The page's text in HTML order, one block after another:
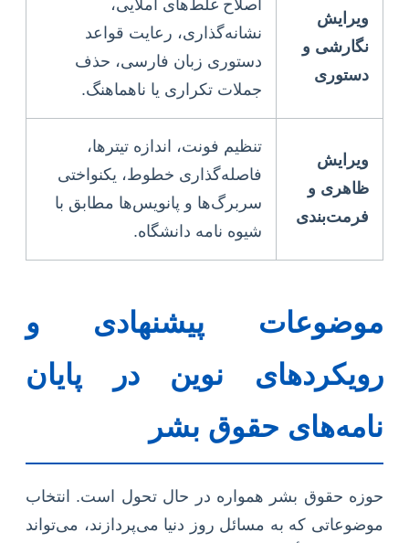
ویرایش
نگارشی و
دستوری
اصلاح غلط‌های املایی،
نشانه‌گذاری، رعایت قواعد
دستوری زبان فارسی، حذف
جملات تکراری یا ناهماهنگ.
ویرایش
ظاهری و
فرمت‌بندی
تنظیم فونت، اندازه تیترها،
فاصله‌گذاری خطوط، یکنواختی
سربرگ‌ها و پانویس‌ها مطابق با
شیوه نامه دانشگاه.
موضوعات پیشنهادی و
رویکردهای نوین در پایان
نامه‌های حقوق بشر
حوزه حقوق بشر همواره در حال تحول است. انتخاب
موضوعاتی که به مسائل روز دنیا می‌پردازند، می‌تواند